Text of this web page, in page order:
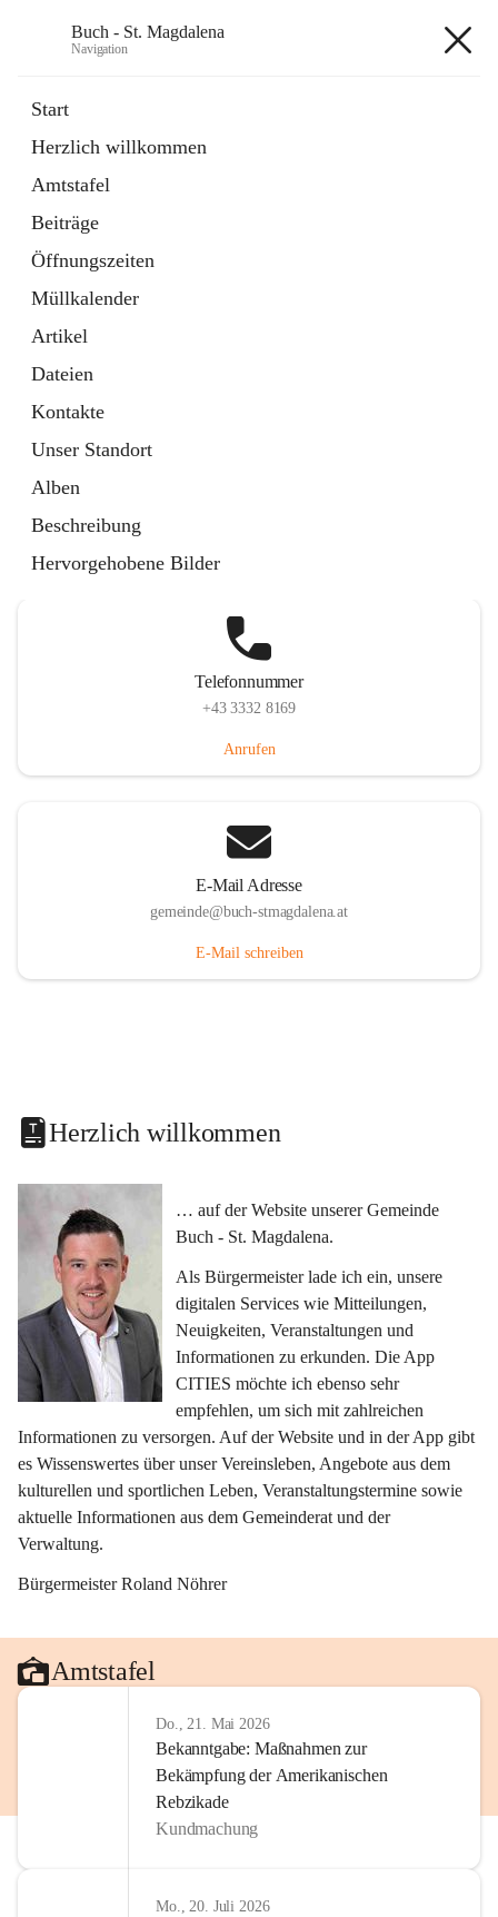
Buch - St. Magdalena
Navigation
Start
Herzlich willkommen
Amtstafel
Beiträge
Öffnungszeiten
Müllkalender
Artikel
Dateien
Kontakte
Unser Standort
Alben
Beschreibung
Hervorgehobene Bilder
11 Schnellzugriffe
Bürgerservice
10 Schnellzugriffe
Telefonnummer
+43 3332 8169
Anrufen
E-Mail Adresse
gemeinde@buch-stmagdalena.at
E-Mail schreiben
Herzlich willkommen
… auf der Website unserer Gemeinde
Buch - St. Magdalena.
Als Bürgermeister lade ich ein, unsere
digitalen Services wie Mitteilungen,
Neuigkeiten, Veranstaltungen und
Informationen zu erkunden. Die App
CITIES möchte ich ebenso sehr
empfehlen, um sich mit zahlreichen
Informationen zu versorgen. Auf der Website und in der App gibt
es Wissenswertes über unser Vereinsleben, Angebote aus dem
kulturellen und sportlichen Leben, Veranstaltungstermine sowie
aktuelle Informationen aus dem Gemeinderat und der
Verwaltung.
Bürgermeister Roland Nöhrer
Amtstafel
Do., 21. Mai 2026
Bekanntgabe: Maßnahmen zur
Bekämpfung der Amerikanischen
Rebzikade
Kundmachung
Mo., 20. Juli 2026